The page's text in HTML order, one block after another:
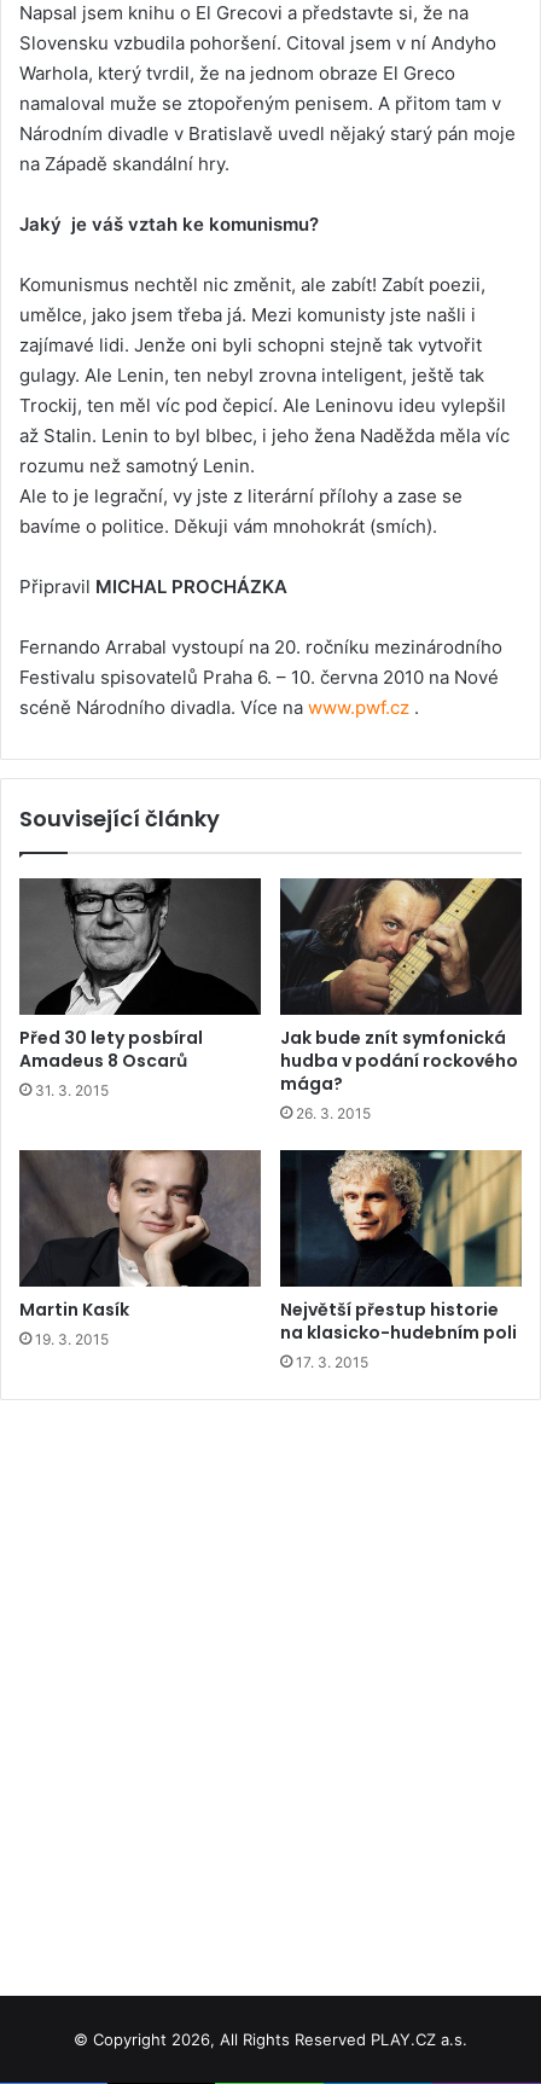
Napsal jsem knihu o El Grecovi a představte si, že na
Slovensku vzbudila pohoršení. Citoval jsem v ní Andyho
Warhola, který tvrdil, že na jednom obraze El Greco
namaloval muže se ztopořeným penisem. A přitom tam v
Národním divadle v Bratislavě uvedl nějaký starý pán moje
na Západě skandální hry.
Jaký je váš vztah ke komunismu?
Komunismus nechtěl nic změnit, ale zabít! Zabít poezii,
umělce, jako jsem třeba já. Mezi komunisty jste našli i
zajímavé lidi. Jenže oni byli schopni stejně tak vytvořit
gulagy. Ale Lenin, ten nebyl zrovna inteligent, ještě tak
Trockij, ten měl víc pod čepicí. Ale Leninovu ideu vylepšil
až Stalin. Lenin to byl blbec, i jeho žena Naděžda měla víc
rozumu než samotný Lenin.
Ale to je legrační, vy jste z literární přílohy a zase se
bavíme o politice. Děkuji vám mnohokrát (smích).
Připravil MICHAL PROCHÁZKA
Fernando Arrabal vystoupí na 20. ročníku mezinárodního
Festivalu spisovatelů Praha 6. – 10. června 2010 na Nové
scéně Národního divadla. Více na www.pwf.cz .
Související články
Před 30 lety posbíral
Amadeus 8 Oscarů
31. 3. 2015
Jak bude znít symfonická
hudba v podání rockového
mága?
26. 3. 2015
Martin Kasík
19. 3. 2015
Největší přestup historie
na klasicko-hudebním poli
17. 3. 2015
© Copyright 2026, All Rights Reserved PLAY.CZ a.s.